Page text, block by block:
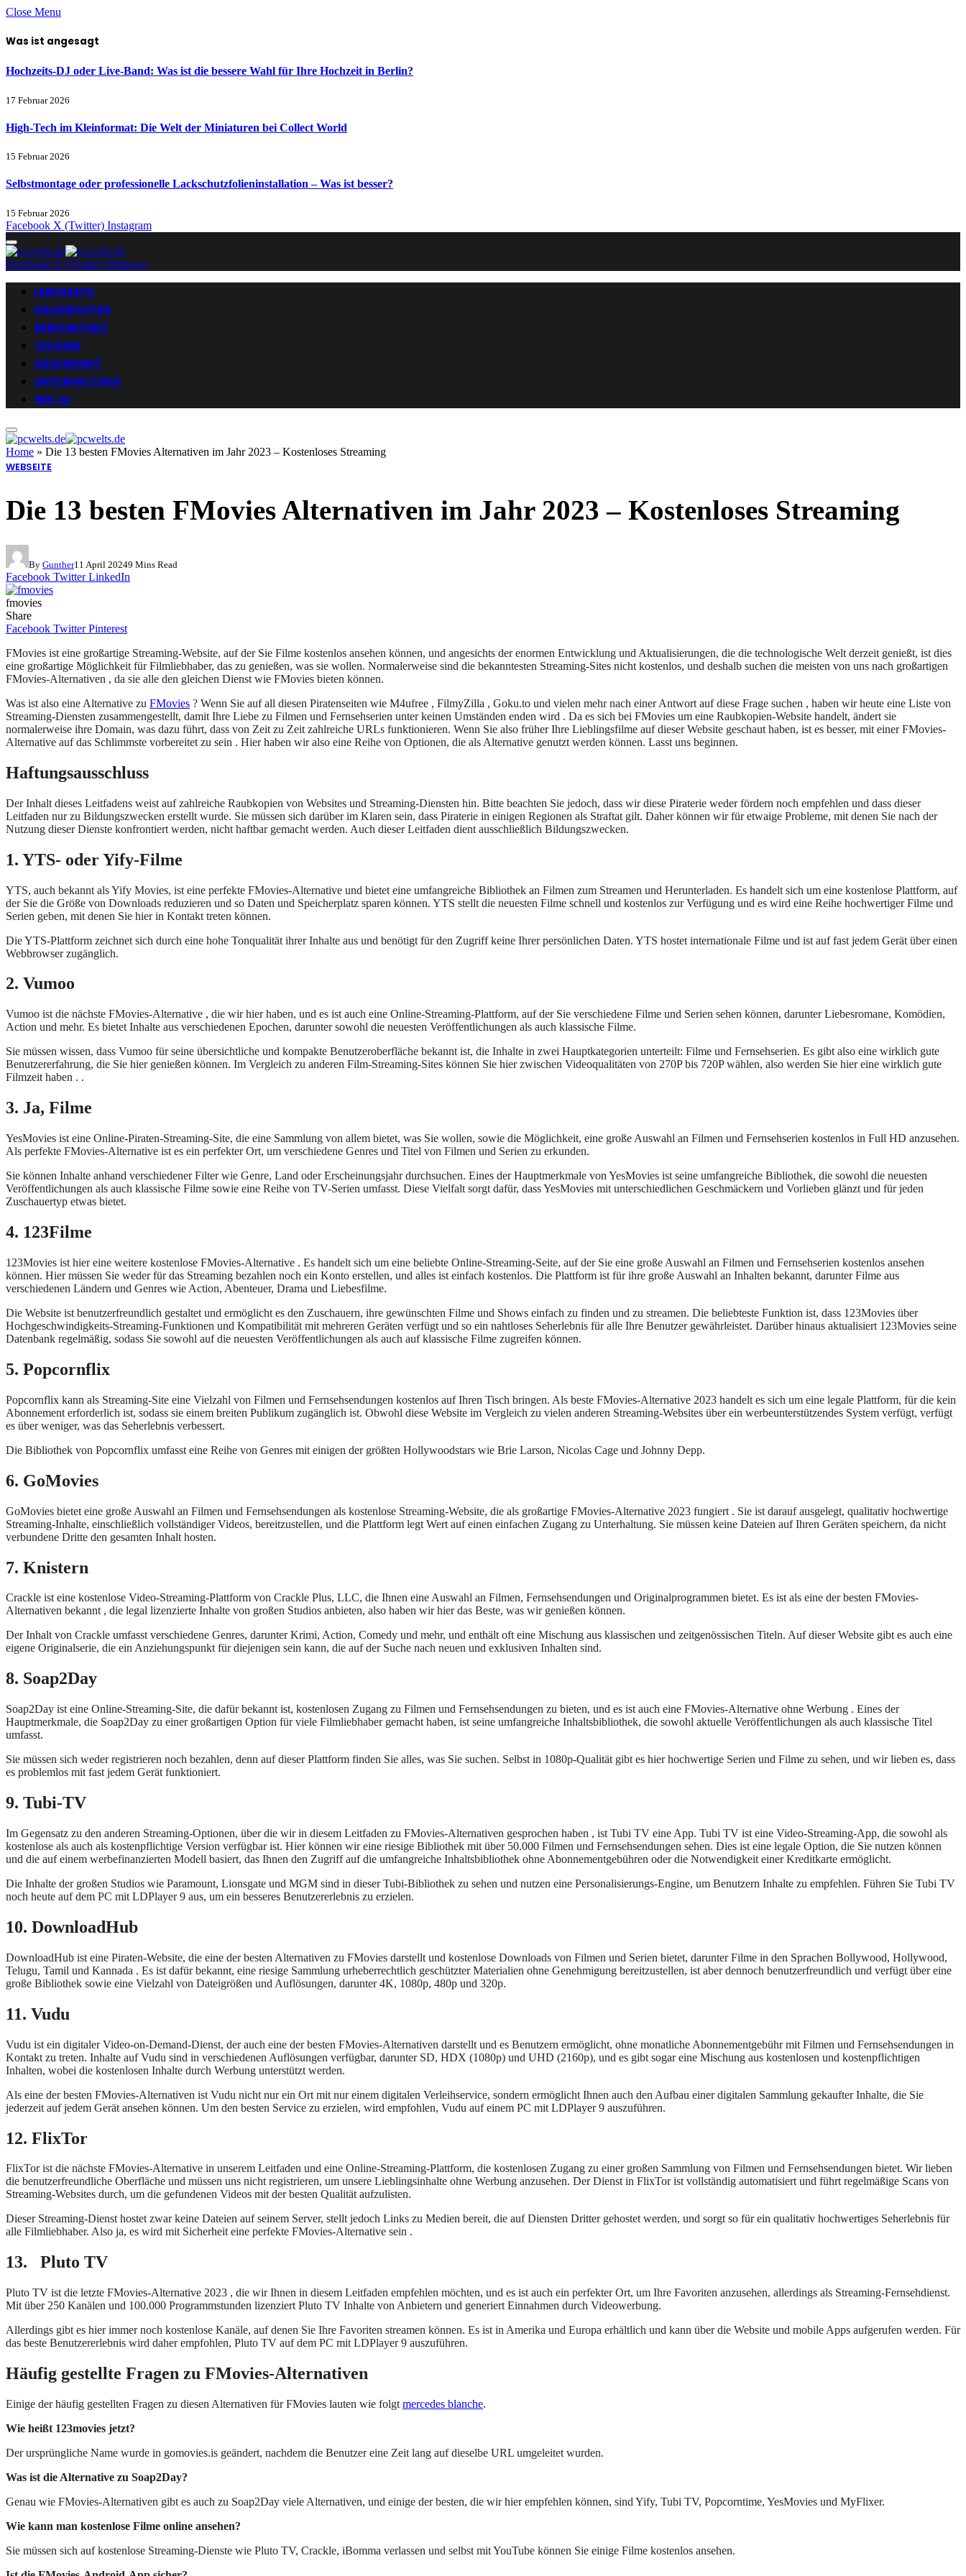
Close Menu
Was ist angesagt
Hochzeits-DJ oder Live-Band: Was ist die bessere Wahl für Ihre Hochzeit in Berlin?
17 Februar 2026
High-Tech im Kleinformat: Die Welt der Miniaturen bei Collect World
15 Februar 2026
Selbstmontage oder professionelle Lackschutzfolieninstallation – Was ist besser?
15 Februar 2026
Facebook X (Twitter) Instagram
Facebook X (Twitter) Pinterest
LEBENSSTIL
NACHRICHTEN
BERUHMTHEIT
TECHNIK
GESUNDHEIT
UNTERHALTUNG
WIE ZU
Home » Die 13 besten FMovies Alternativen im Jahr 2023 – Kostenloses Streaming
WEBSEITE
Die 13 besten FMovies Alternativen im Jahr 2023 – Kostenloses Streaming
By Gunther11 April 20249 Mins Read
Facebook Twitter LinkedIn
fmovies
Share
Facebook Twitter Pinterest
FMovies ist eine großartige Streaming-Website, auf der Sie Filme kostenlos ansehen können, und angesichts der enormen Entwicklung und Aktualisierungen, die die technologische Welt derzeit genießt, ist dies
eine großartige Möglichkeit für Filmliebhaber, das zu genießen, was sie wollen. Normalerweise sind die bekanntesten Streaming-Sites nicht kostenlos, und deshalb suchen die meisten von uns nach großartigen
FMovies-Alternativen , da sie alle den gleichen Dienst wie FMovies bieten können.
Was ist also eine Alternative zu FMovies ? Wenn Sie auf all diesen Piratenseiten wie M4ufree , FilmyZilla , Goku.to und vielen mehr nach einer Antwort auf diese Frage suchen , haben wir heute eine Liste von
Streaming-Diensten zusammengestellt, damit Ihre Liebe zu Filmen und Fernsehserien unter keinen Umständen enden wird . Da es sich bei FMovies um eine Raubkopien-Website handelt, ändert sie
normalerweise ihre Domain, was dazu führt, dass von Zeit zu Zeit zahlreiche URLs funktionieren. Wenn Sie also früher Ihre Lieblingsfilme auf dieser Website geschaut haben, ist es besser, mit einer FMovies-
Alternative auf das Schlimmste vorbereitet zu sein . Hier haben wir also eine Reihe von Optionen, die als Alternative genutzt werden können. Lasst uns beginnen.
Haftungsausschluss
Der Inhalt dieses Leitfadens weist auf zahlreiche Raubkopien von Websites und Streaming-Diensten hin. Bitte beachten Sie jedoch, dass wir diese Piraterie weder fördern noch empfehlen und dass dieser
Leitfaden nur zu Bildungszwecken erstellt wurde. Sie müssen sich darüber im Klaren sein, dass Piraterie in einigen Regionen als Straftat gilt. Daher können wir für etwaige Probleme, mit denen Sie nach der
Nutzung dieser Dienste konfrontiert werden, nicht haftbar gemacht werden. Auch dieser Leitfaden dient ausschließlich Bildungszwecken.
1. YTS- oder Yify-Filme
YTS, auch bekannt als Yify Movies, ist eine perfekte FMovies-Alternative und bietet eine umfangreiche Bibliothek an Filmen zum Streamen und Herunterladen. Es handelt sich um eine kostenlose Plattform, auf
der Sie die Größe von Downloads reduzieren und so Daten und Speicherplatz sparen können. YTS stellt die neuesten Filme schnell und kostenlos zur Verfügung und es wird eine Reihe hochwertiger Filme und
Serien geben, mit denen Sie hier in Kontakt treten können.
Die YTS-Plattform zeichnet sich durch eine hohe Tonqualität ihrer Inhalte aus und benötigt für den Zugriff keine Ihrer persönlichen Daten. YTS hostet internationale Filme und ist auf fast jedem Gerät über einen
Webbrowser zugänglich.
2. Vumoo
Vumoo ist die nächste FMovies-Alternative , die wir hier haben, und es ist auch eine Online-Streaming-Plattform, auf der Sie verschiedene Filme und Serien sehen können, darunter Liebesromane, Komödien,
Action und mehr. Es bietet Inhalte aus verschiedenen Epochen, darunter sowohl die neuesten Veröffentlichungen als auch klassische Filme.
Sie müssen wissen, dass Vumoo für seine übersichtliche und kompakte Benutzeroberfläche bekannt ist, die Inhalte in zwei Hauptkategorien unterteilt: Filme und Fernsehserien. Es gibt also eine wirklich gute
Benutzererfahrung, die Sie hier genießen können. Im Vergleich zu anderen Film-Streaming-Sites können Sie hier zwischen Videoqualitäten von 270P bis 720P wählen, also werden Sie hier eine wirklich gute
Filmzeit haben . .
3. Ja, Filme
YesMovies ist eine Online-Piraten-Streaming-Site, die eine Sammlung von allem bietet, was Sie wollen, sowie die Möglichkeit, eine große Auswahl an Filmen und Fernsehserien kostenlos in Full HD anzusehen.
Als perfekte FMovies-Alternative ist es ein perfekter Ort, um verschiedene Genres und Titel von Filmen und Serien zu erkunden.
Sie können Inhalte anhand verschiedener Filter wie Genre, Land oder Erscheinungsjahr durchsuchen. Eines der Hauptmerkmale von YesMovies ist seine umfangreiche Bibliothek, die sowohl die neuesten
Veröffentlichungen als auch klassische Filme sowie eine Reihe von TV-Serien umfasst. Diese Vielfalt sorgt dafür, dass YesMovies mit unterschiedlichen Geschmäckern und Vorlieben glänzt und für jeden
Zuschauertyp etwas bietet.
4. 123Filme
123Movies ist hier eine weitere kostenlose FMovies-Alternative . Es handelt sich um eine beliebte Online-Streaming-Seite, auf der Sie eine große Auswahl an Filmen und Fernsehserien kostenlos ansehen
können. Hier müssen Sie weder für das Streaming bezahlen noch ein Konto erstellen, und alles ist einfach kostenlos. Die Plattform ist für ihre große Auswahl an Inhalten bekannt, darunter Filme aus
verschiedenen Ländern und Genres wie Action, Abenteuer, Drama und Liebesfilme.
Die Website ist benutzerfreundlich gestaltet und ermöglicht es den Zuschauern, ihre gewünschten Filme und Shows einfach zu finden und zu streamen. Die beliebteste Funktion ist, dass 123Movies über
Hochgeschwindigkeits-Streaming-Funktionen und Kompatibilität mit mehreren Geräten verfügt und so ein nahtloses Seherlebnis für alle Ihre Benutzer gewährleistet. Darüber hinaus aktualisiert 123Movies seine
Datenbank regelmäßig, sodass Sie sowohl auf die neuesten Veröffentlichungen als auch auf klassische Filme zugreifen können.
5. Popcornflix
Popcornflix kann als Streaming-Site eine Vielzahl von Filmen und Fernsehsendungen kostenlos auf Ihren Tisch bringen. Als beste FMovies-Alternative 2023 handelt es sich um eine legale Plattform, für die kein
Abonnement erforderlich ist, sodass sie einem breiten Publikum zugänglich ist. Obwohl diese Website im Vergleich zu vielen anderen Streaming-Websites über ein werbeunterstützendes System verfügt, verfügt
es über weniger, was das Seherlebnis verbessert.
Die Bibliothek von Popcornflix umfasst eine Reihe von Genres mit einigen der größten Hollywoodstars wie Brie Larson, Nicolas Cage und Johnny Depp.
6. GoMovies
GoMovies bietet eine große Auswahl an Filmen und Fernsehsendungen als kostenlose Streaming-Website, die als großartige FMovies-Alternative 2023 fungiert . Sie ist darauf ausgelegt, qualitativ hochwertige
Streaming-Inhalte, einschließlich vollständiger Videos, bereitzustellen, und die Plattform legt Wert auf einen einfachen Zugang zu Unterhaltung. Sie müssen keine Dateien auf Ihren Geräten speichern, da nicht
verbundene Dritte den gesamten Inhalt hosten.
7. Knistern
Crackle ist eine kostenlose Video-Streaming-Plattform von Crackle Plus, LLC, die Ihnen eine Auswahl an Filmen, Fernsehsendungen und Originalprogrammen bietet. Es ist als eine der besten FMovies-
Alternativen bekannt , die legal lizenzierte Inhalte von großen Studios anbieten, also haben wir hier das Beste, was wir genießen können.
Der Inhalt von Crackle umfasst verschiedene Genres, darunter Krimi, Action, Comedy und mehr, und enthält oft eine Mischung aus klassischen und zeitgenössischen Titeln. Auf dieser Website gibt es auch eine
eigene Originalserie, die ein Anziehungspunkt für diejenigen sein kann, die auf der Suche nach neuen und exklusiven Inhalten sind.
8. Soap2Day
Soap2Day ist eine Online-Streaming-Site, die dafür bekannt ist, kostenlosen Zugang zu Filmen und Fernsehsendungen zu bieten, und es ist auch eine FMovies-Alternative ohne Werbung . Eines der
Hauptmerkmale, die Soap2Day zu einer großartigen Option für viele Filmliebhaber gemacht haben, ist seine umfangreiche Inhaltsbibliothek, die sowohl aktuelle Veröffentlichungen als auch klassische Titel
umfasst.
Sie müssen sich weder registrieren noch bezahlen, denn auf dieser Plattform finden Sie alles, was Sie suchen. Selbst in 1080p-Qualität gibt es hier hochwertige Serien und Filme zu sehen, und wir lieben es, dass
es problemlos mit fast jedem Gerät funktioniert.
9. Tubi-TV
Im Gegensatz zu den anderen Streaming-Optionen, über die wir in diesem Leitfaden zu FMovies-Alternativen gesprochen haben , ist Tubi TV eine App. Tubi TV ist eine Video-Streaming-App, die sowohl als
kostenlose als auch als kostenpflichtige Version verfügbar ist. Hier können wir eine riesige Bibliothek mit über 50.000 Filmen und Fernsehsendungen sehen. Dies ist eine legale Option, die Sie nutzen können
und die auf einem werbefinanzierten Modell basiert, das Ihnen den Zugriff auf die umfangreiche Inhaltsbibliothek ohne Abonnementgebühren oder die Notwendigkeit einer Kreditkarte ermöglicht.
Die Inhalte der großen Studios wie Paramount, Lionsgate und MGM sind in dieser Tubi-Bibliothek zu sehen und nutzen eine Personalisierungs-Engine, um Benutzern Inhalte zu empfehlen. Führen Sie Tubi TV
noch heute auf dem PC mit LDPlayer 9 aus, um ein besseres Benutzererlebnis zu erzielen.
10. DownloadHub
DownloadHub ist eine Piraten-Website, die eine der besten Alternativen zu FMovies darstellt und kostenlose Downloads von Filmen und Serien bietet, darunter Filme in den Sprachen Bollywood, Hollywood,
Telugu, Tamil und Kannada . Es ist dafür bekannt, eine riesige Sammlung urheberrechtlich geschützter Materialien ohne Genehmigung bereitzustellen, ist aber dennoch benutzerfreundlich und verfügt über eine
große Bibliothek sowie eine Vielzahl von Dateigrößen und Auflösungen, darunter 4K, 1080p, 480p und 320p.
11. Vudu
Vudu ist ein digitaler Video-on-Demand-Dienst, der auch eine der besten FMovies-Alternativen darstellt und es Benutzern ermöglicht, ohne monatliche Abonnementgebühr mit Filmen und Fernsehsendungen in
Kontakt zu treten. Inhalte auf Vudu sind in verschiedenen Auflösungen verfügbar, darunter SD, HDX (1080p) und UHD (2160p), und es gibt sogar eine Mischung aus kostenlosen und kostenpflichtigen
Inhalten, wobei die kostenlosen Inhalte durch Werbung unterstützt werden.
Als eine der besten FMovies-Alternativen ist Vudu nicht nur ein Ort mit nur einem digitalen Verleihservice, sondern ermöglicht Ihnen auch den Aufbau einer digitalen Sammlung gekaufter Inhalte, die Sie
jederzeit auf jedem Gerät ansehen können. Um den besten Service zu erzielen, wird empfohlen, Vudu auf einem PC mit LDPlayer 9 auszuführen.
12. FlixTor
FlixTor ist die nächste FMovies-Alternative in unserem Leitfaden und eine Online-Streaming-Plattform, die kostenlosen Zugang zu einer großen Sammlung von Filmen und Fernsehsendungen bietet. Wir lieben
die benutzerfreundliche Oberfläche und müssen uns nicht registrieren, um unsere Lieblingsinhalte ohne Werbung anzusehen. Der Dienst in FlixTor ist vollständig automatisiert und führt regelmäßige Scans von
Streaming-Websites durch, um die gefundenen Videos mit der besten Qualität aufzulisten.
Dieser Streaming-Dienst hostet zwar keine Dateien auf seinem Server, stellt jedoch Links zu Medien bereit, die auf Diensten Dritter gehostet werden, und sorgt so für ein qualitativ hochwertiges Seherlebnis für
alle Filmliebhaber. Also ja, es wird mit Sicherheit eine perfekte FMovies-Alternative sein .
13. Pluto TV
Pluto TV ist die letzte FMovies-Alternative 2023 , die wir Ihnen in diesem Leitfaden empfehlen möchten, und es ist auch ein perfekter Ort, um Ihre Favoriten anzusehen, allerdings als Streaming-Fernsehdienst.
Mit über 250 Kanälen und 100.000 Programmstunden lizenziert Pluto TV Inhalte von Anbietern und generiert Einnahmen durch Videowerbung.
Allerdings gibt es hier immer noch kostenlose Kanäle, auf denen Sie Ihre Favoriten streamen können. Es ist in Amerika und Europa erhältlich und kann über die Website und mobile Apps aufgerufen werden. Für
das beste Benutzererlebnis wird daher empfohlen, Pluto TV auf dem PC mit LDPlayer 9 auszuführen.
Häufig gestellte Fragen zu FMovies-Alternativen
Einige der häufig gestellten Fragen zu diesen Alternativen für FMovies lauten wie folgt mercedes blanche.
Wie heißt 123movies jetzt?
Der ursprüngliche Name wurde in gomovies.is geändert, nachdem die Benutzer eine Zeit lang auf dieselbe URL umgeleitet wurden.
Was ist die Alternative zu Soap2Day?
Genau wie FMovies-Alternativen gibt es auch zu Soap2Day viele Alternativen, und einige der besten, die wir hier empfehlen können, sind Yify, Tubi TV, Popcorntime, YesMovies und MyFlixer.
Wie kann man kostenlose Filme online ansehen?
Sie müssen sich auf kostenlose Streaming-Dienste wie Pluto TV, Crackle, iBomma verlassen und selbst mit YouTube können Sie einige Filme kostenlos ansehen.